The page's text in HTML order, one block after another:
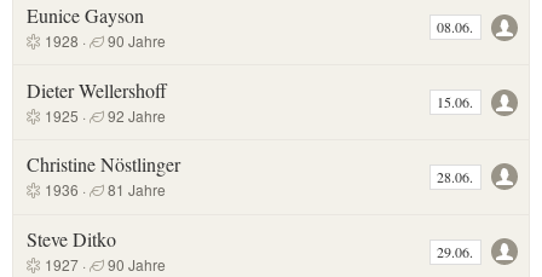
Eunice Gayson
1928 · 90 Jahre
08.06.
Dieter Wellershoff
1925 · 92 Jahre
15.06.
Christine Nöstlinger
1936 · 81 Jahre
28.06.
Steve Ditko
1927 · 90 Jahre
29.06.